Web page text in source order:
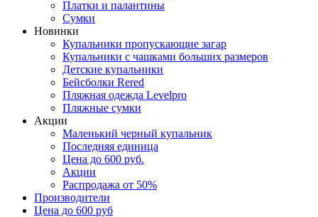
Платки и палантины
Сумки
Новинки
Купальники пропускающие загар
Купальники с чашками больших размеров
Детские купальники
Бейсболки Rered
Пляжная одежда Levelpro
Пляжные сумки
Акции
Маленький черный купальник
Последняя единица
Цена до 600 руб.
Акции
Распродажа от 50%
Производители
Цена до 600 руб